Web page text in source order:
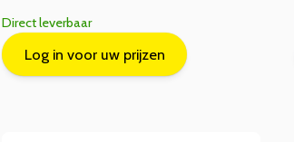
Direct leverbaar
Log in voor uw prijzen